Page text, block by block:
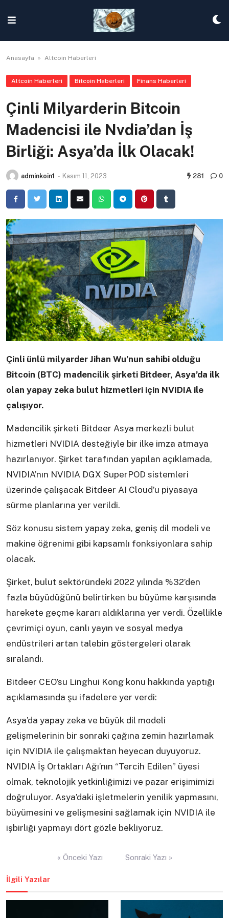
content
Anasayfa » Altcoin Haberleri
Altcoin Haberleri Bitcoin Haberleri Finans Haberleri
Çinli Milyarderin Bitcoin
Madencisi ile Nvdia’dan İş
Birliği: Asya’da İlk Olacak!
adminkoin1 - Kasım 11, 2023 281 0
Çinli ünlü milyarder Jihan Wu’nun sahibi olduğu
Bitcoin (BTC) madencilik şirketi Bitdeer, Asya’da ilk
olan yapay zeka bulut hizmetleri için NVIDIA ile
çalışıyor.
Madencilik şirketi Bitdeer Asya merkezli bulut
hizmetleri NVIDIA desteğiyle bir ilke imza atmaya
hazırlanıyor. Şirket tarafından yapılan açıklamada,
NVIDIA’nın NVIDIA DGX SuperPOD sistemleri
üzerinde çalışacak Bitdeer AI Cloud’u piyasaya
sürme planlarına yer verildi.
Söz konusu sistem yapay zeka, geniş dil modeli ve
makine öğrenimi gibi kapsamlı fonksiyonlara sahip
olacak.
Şirket, bulut sektöründeki 2022 yılında %32’den
fazla büyüdüğünü belirtirken bu büyüme karşısında
harekete geçme kararı aldıklarına yer verdi. Özellikle
çevrimiçi oyun, canlı yayın ve sosyal medya
endüstrileri artan talebin göstergeleri olarak
sıralandı.
Bitdeer CEO’su Linghui Kong konu hakkında yaptığı
açıklamasında şu ifadelere yer verdi:
Asya’da yapay zeka ve büyük dil modeli
gelişmelerinin bir sonraki çağına zemin hazırlamak
için NVIDIA ile çalışmaktan heyecan duyuyoruz.
NVIDIA İş Ortakları Ağı’nın “Tercih Edilen” üyesi
olmak, teknolojik yetkinliğimizi ve pazar erişimimizi
doğruluyor. Asya’daki işletmelerin yenilik yapmasını,
büyümesini ve gelişmesini sağlamak için NVIDIA ile
işbirliği yapmayı dört gözle bekliyoruz.
« Önceki Yazı Sonraki Yazı »
İlgili Yazılar